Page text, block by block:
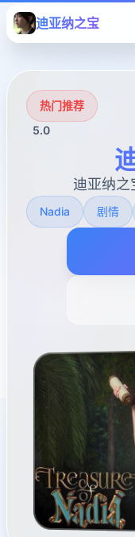
迪亚纳之宝
热门推荐
5.0
迪亚纳之
Nadia 剧情